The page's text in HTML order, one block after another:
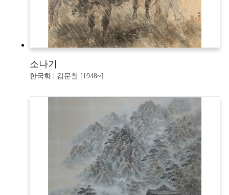
소나기
한국화 | 김문철 [1948~]